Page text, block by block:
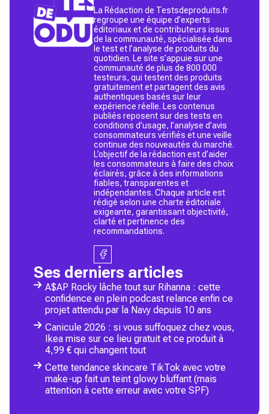
La Rédaction de Testsdeproduits.fr
regroupe une équipe d’experts
éditoriaux et de contributeurs issus
de la communauté, spécialisée dans
le test et l’analyse de produits du
quotidien. Le site s’appuie sur une
communauté de plus de 800 000
testeurs, qui testent des produits
gratuitement et partagent des avis
authentiques basés sur leur
expérience réelle. Les contenus
publiés reposent sur des tests en
conditions d’usage, l’analyse d’avis
consommateurs vérifiés et une veille
continue des nouveautés du marché.
L’objectif de la rédaction est d’aider
les consommateurs à faire des choix
éclairés, grâce à des informations
fiables, transparentes et
indépendantes. Chaque article est
rédigé selon une charte éditoriale
exigeante, garantissant objectivité,
clarté et pertinence des
recommandations.
Ses derniers articles
A$AP Rocky lâche tout sur Rihanna : cette
confidence en plein podcast relance enfin ce
projet attendu par la Navy depuis 10 ans
Canicule 2026 : si vous suffoquez chez vous,
Ikea mise sur ce lieu gratuit et ce produit à
4,99 € qui changent tout
Cette tendance skincare TikTok avec votre
make-up fait un teint glowy bluffant (mais
attention à cette erreur avec votre SPF)